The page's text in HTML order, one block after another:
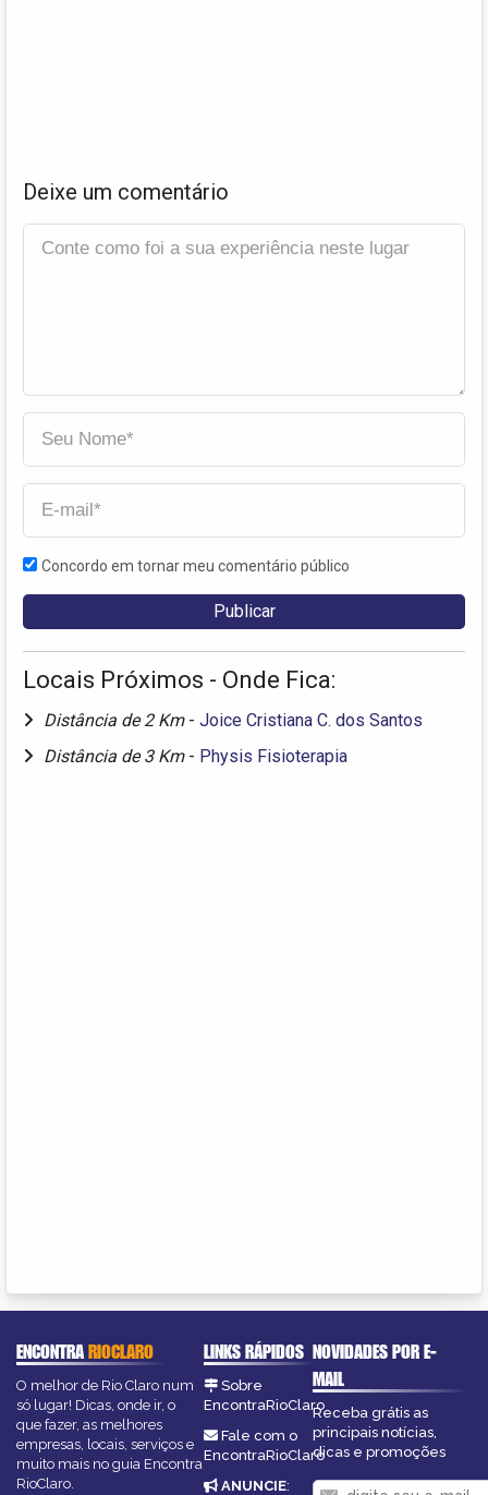
Deixe um comentário
Concordo em tornar meu comentário público
Locais Próximos - Onde Fica:
Distância de 2 Km - Joice Cristiana C. dos Santos
Distância de 3 Km - Physis Fisioterapia
ENCONTRARIOCLARO
O melhor de Rio Claro num
só lugar! Dicas, onde ir, o
que fazer, as melhores
empresas, locais, serviços e
muito mais no guia Encontra
RioClaro.
LINKS RÁPIDOS
Sobre
EncontraRioClaro
Fale com o
EncontraRioClaro
ANUNCIE:
NOVIDADES POR E-
MAIL
Receba grátis as
principais notícias,
dicas e promoções